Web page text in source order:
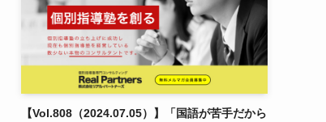
【Vol.808（2024.07.05）】「国語が苦手だから